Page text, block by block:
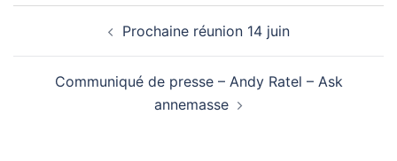
NavigationProchaine réunion 14 juin
Communiqué de presse – Andy Ratel – Ask
annemasse